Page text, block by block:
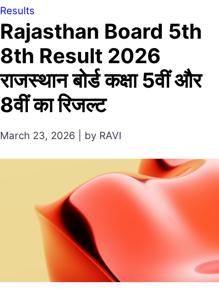
Results
Rajasthan Board 5th
8th Result 2026
राजस्थान बोर्ड कक्षा 5वीं और
8वीं का रिजल्ट
March 23, 2026 | by RAVI